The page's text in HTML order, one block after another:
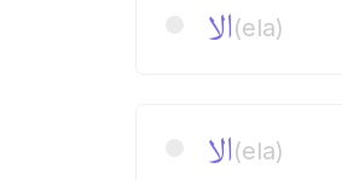
الا(ela)
الا(ela)